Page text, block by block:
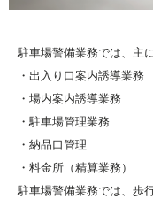
駐車場警備業務では、主
・出入り口案内誘導業務
・場内案内誘導業務
・駐車場管理業務
・納品口管理
・料金所（精算業務）
駐車場警備業務では、歩